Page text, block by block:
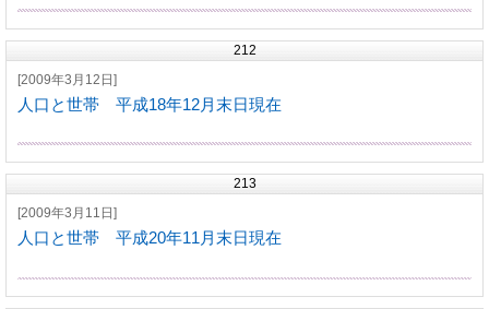
212
[2009年3月12日]
人口と世帯 平成18年12月末日現在
213
[2009年3月11日]
人口と世帯 平成20年11月末日現在